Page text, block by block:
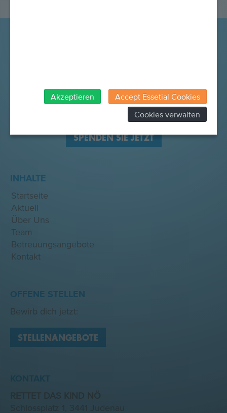
SPENDEN SIE JETZT
INHALTE
Startseite
Aktuell
Über Uns
Team
Betreuungsangebote
Kontakt
OFFENE STELLEN
Bewirb dich jetzt:
STELLENANGEBOTE
RETTET DAS KIND NÖ
Akzeptieren
Accept Essetial Cookies
Cookies verwalten